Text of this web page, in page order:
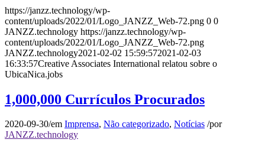
https://janzz.technology/wp-
content/uploads/2022/01/Logo_JANZZ_Web-72.png 0 0
JANZZ.technology https://janzz.technology/wp-
content/uploads/2022/01/Logo_JANZZ_Web-72.png
JANZZ.technology2021-02-02 15:59:572021-02-03
16:33:57Creative Associates International relatou sobre o
UbicaNica.jobs
1,000,000 Currículos Procurados
2020-09-30/em Imprensa, Não categorizado, Notícias /por
JANZZ.technology